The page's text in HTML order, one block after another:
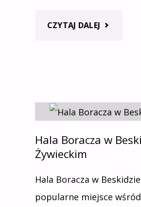
CZYTAJ DALEJ "HALA
HALA
SZLAK
Hala Boracza w
Żywieckim
Hala Boracza w
popularne miejsce